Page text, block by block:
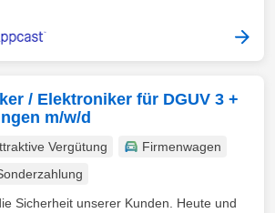
/ Elektroniker für DGUV 3 +
m/w/d
Vergütung
Firmenwagen
Sicherheit unserer Kunden. Heute und